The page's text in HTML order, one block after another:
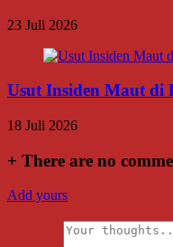
23 Juli 2026
Usut Insiden Maut di
18 Juli 2026
+ There are no
Add yours